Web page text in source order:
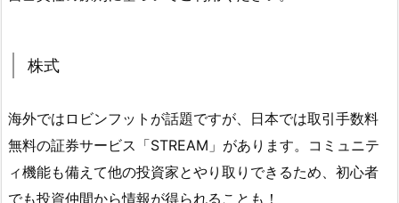
株式
海外ではロビンフットが話題ですが、日本では取引手数料
無料の証券サービス「STREAM」があります。コミュニテ
ィ機能も備えて他の投資家とやり取りできるため、初心者
でも投資仲間から情報が得られることも！